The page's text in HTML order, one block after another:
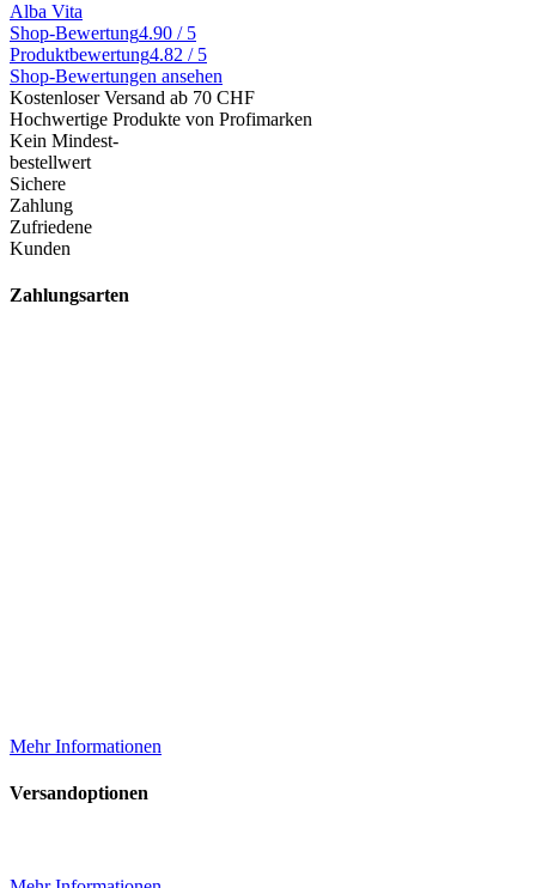
Alba Vita
Shop-Bewertung4.90 / 5
Produktbewertung4.82 / 5
Shop-Bewertungen ansehen
Kostenloser Versand ab 70 CHF
Hochwertige Produkte von Profimarken
Kein Mindest-
bestellwert
Sichere
Zahlung
Zufriedene
Kunden
Zahlungsarten
Mehr Informationen
Versandoptionen